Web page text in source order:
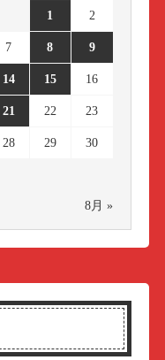
1 2
7 8 9
14 15 16
21 22 23
28 29 30
8月 »